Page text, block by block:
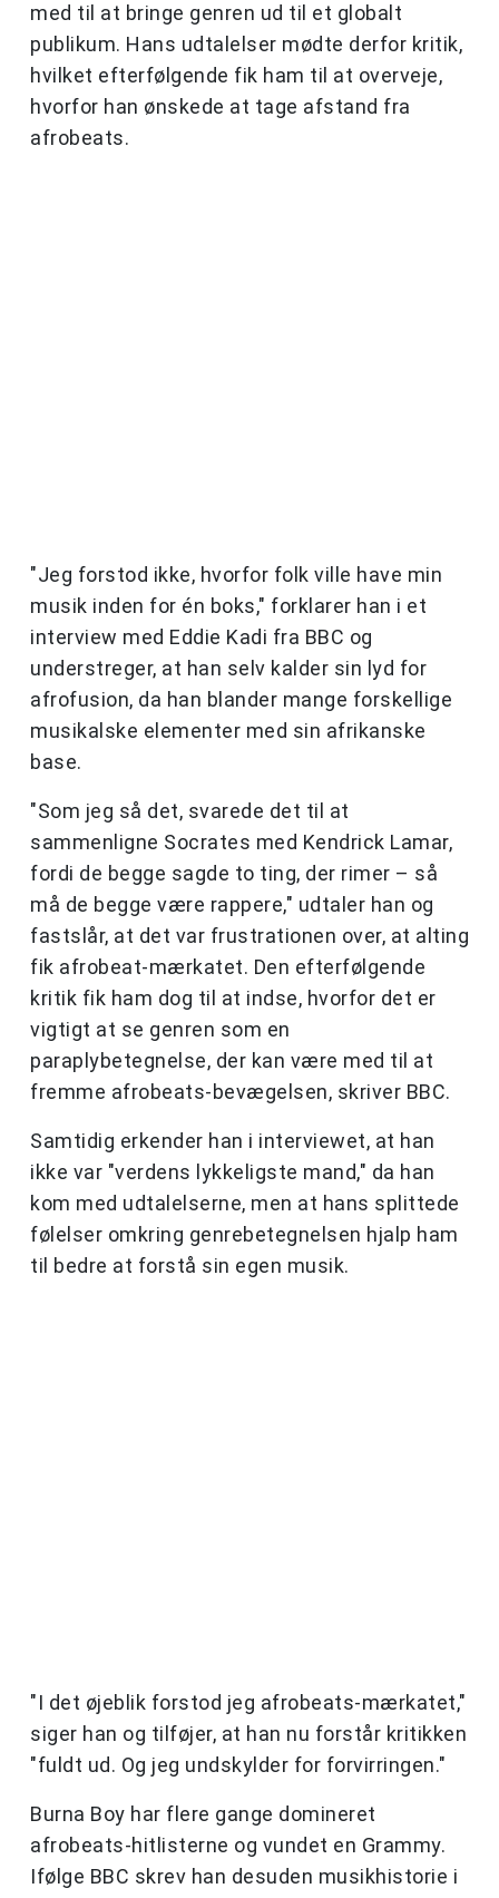
med til at bringe genren ud til et globalt
publikum. Hans udtalelser mødte derfor kritik,
hvilket efterfølgende fik ham til at overveje,
hvorfor han ønskede at tage afstand fra
afrobeats.
"Jeg forstod ikke, hvorfor folk ville have min
musik inden for én boks," forklarer han i et
interview med Eddie Kadi fra BBC og
understreger, at han selv kalder sin lyd for
afrofusion, da han blander mange forskellige
musikalske elementer med sin afrikanske
base.
"Som jeg så det, svarede det til at
sammenligne Socrates med Kendrick Lamar,
fordi de begge sagde to ting, der rimer – så
må de begge være rappere," udtaler han og
fastslår, at det var frustrationen over, at alting
fik afrobeat-mærkatet. Den efterfølgende
kritik fik ham dog til at indse, hvorfor det er
vigtigt at se genren som en
paraplybetegnelse, der kan være med til at
fremme afrobeats-bevægelsen, skriver BBC.
Samtidig erkender han i interviewet, at han
ikke var "verdens lykkeligste mand," da han
kom med udtalelserne, men at hans splittede
følelser omkring genrebetegnelsen hjalp ham
til bedre at forstå sin egen musik.
"I det øjeblik forstod jeg afrobeats-mærkatet,"
siger han og tilføjer, at han nu forstår kritikken
"fuldt ud. Og jeg undskylder for forvirringen."
Burna Boy har flere gange domineret
afrobeats-hitlisterne og vundet en Grammy.
Ifølge BBC skrev han desuden musikhistorie i